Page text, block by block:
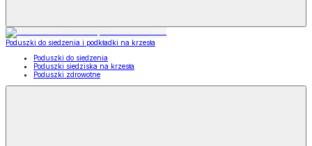
Poduszki do siedzenia i podkładki na krzesła
Poduszki do siedzenia
Poduszki siedziska na krzesła
Poduszki zdrowotne